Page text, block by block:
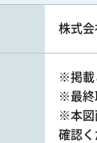
株式会
※掲載
※最終
※本図
確認く